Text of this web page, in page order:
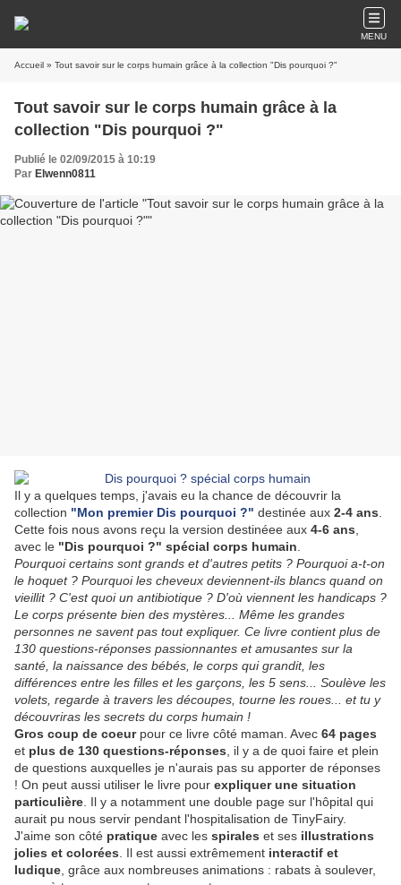
MENU
Accueil » Tout savoir sur le corps humain grâce à la collection "Dis pourquoi ?"
Tout savoir sur le corps humain grâce à la
collection "Dis pourquoi ?"
Publié le 02/09/2015 à 10:19
Par Elwenn0811
Il y a quelques temps, j'avais eu la chance de découvrir la
collection "Mon premier Dis pourquoi ?" destinée aux 2-4 ans
Cette fois nous avons reçu la version destinéee aux 4-6 ans
avec le "Dis pourquoi ?" spécial corps humain
Pourquoi certains sont grands et d'autres petits ? Pourquoi a-t-on
le hoquet ? Pourquoi les cheveux deviennent-ils blancs quand on
vieillit ? C'est quoi un antibiotique ? D'où viennent les handicaps ?
Le corps présente bien des mystères... Même les grandes
personnes ne savent pas tout expliquer. Ce livre contient plus de
130 questions-réponses passionnantes et amusantes sur la
santé, la naissance des bébés, le corps qui grandit, les
différences entre les filles et les garçons, les 5 sens... Soulève les
volets, regarde à travers les découpes, tourne les roues... et tu y
découvriras les secrets du corps humain !
Gros coup de coeurpour ce livre côté maman. Avec 64 pages
et plus de 130 questions-réponses , il y a de quoi faire et plein
de questions auxquelles je n'aurais pas su apporter de réponses
! On peut aussi utiliser le livre pour expliquer une situation
particulière . Il y a notamment une double page sur l'hôpital qui
aurait pu nous servir pendant l'hospitalisation de TinyFairy.
J'aime son côté pratique avec les spirales et ses illustrations
jolies et colorées . Il est aussi extrêmement interactif et
ludique , grâce aux nombreuses animations : rabats à soulever,